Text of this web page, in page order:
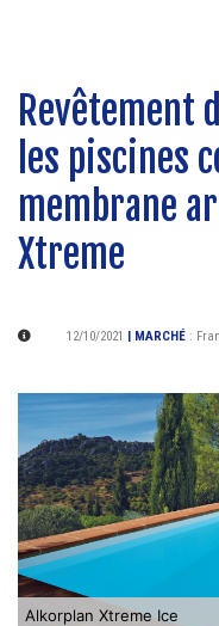
Revêtement
les piscines
membrane
Xtreme
12/10/2021 | MARCHÉ :
Alkorplan Xtreme Ice